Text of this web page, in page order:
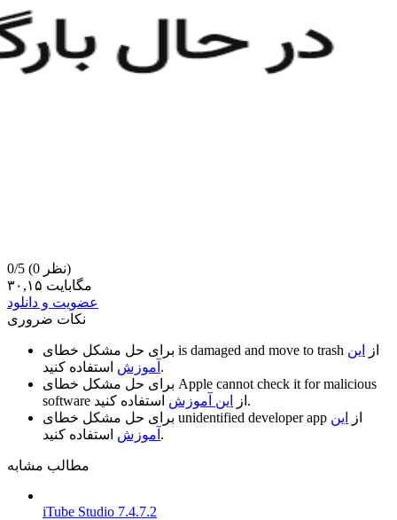
0/5
(0 نظر)
۳۰,۱۵ مگابایت
عضویت و دانلود
نکات ضروری
is damaged and move to trash از
این
آموزش استفاده کنید.
Apple cannot check it for malicious
software
از این آموزش
استفاده کنید.
unidentified developer app از
این
آموزش استفاده کنید.
مطالب مشابه
iTube Studio 7.4.7.2